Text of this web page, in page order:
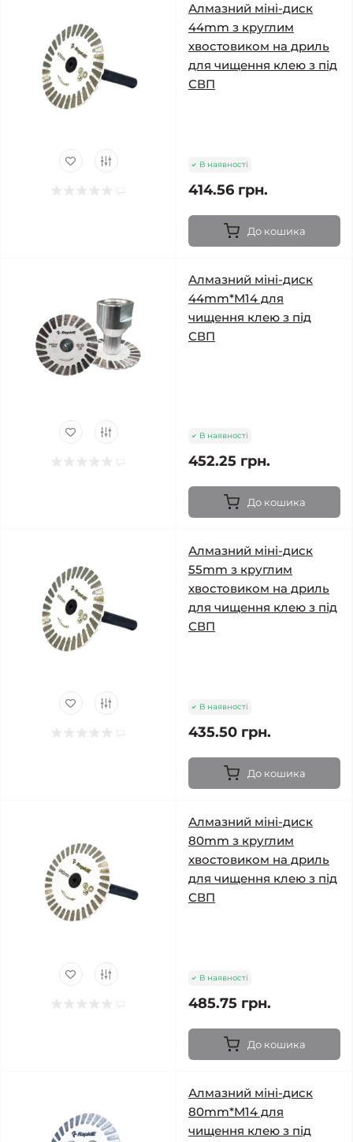
Алмазний міні-диск
44mm з круглим
хвостовиком на дриль
для чищення клею з під
СВП
В наявності
414.56 грн.
До кошика
Алмазний міні-диск
44mm*M14 для
чищення клею з під
СВП
В наявності
452.25 грн.
До кошика
Алмазний міні-диск
55mm з круглим
хвостовиком на дриль
для чищення клею з під
СВП
В наявності
435.50 грн.
До кошика
Алмазний міні-диск
80mm з круглим
хвостовиком на дриль
для чищення клею з під
СВП
В наявності
485.75 грн.
До кошика
Алмазний міні-диск
80mm*M14 для
чищення клею з під